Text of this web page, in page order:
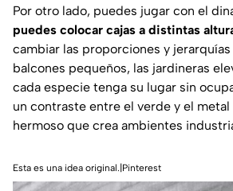
Por otro lado, puedes jugar con el
puedes colocar cajas a distintas
cambiar las proporciones y
balcones pequeños, las jardineras
cada especie tenga su lugar sin
un contraste entre el verde y el
hermoso que crea ambientes
Esta es una idea original.|Pinterest